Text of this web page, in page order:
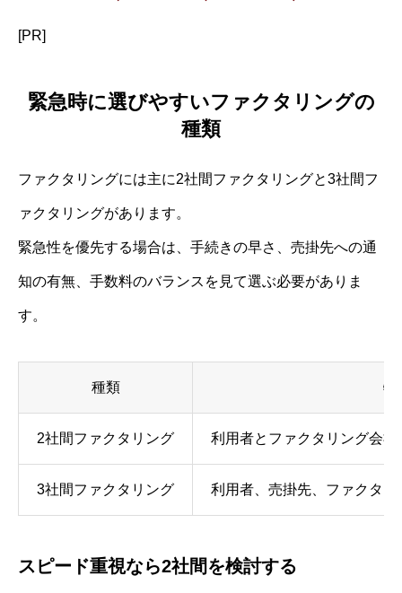
[PR]
緊急時に選びやすいファクタリングの
種類
ファクタリングには主に2社間ファクタリングと3社間フ
ァクタリングがあります。
緊急性を優先する場合は、手続きの早さ、売掛先への通
知の有無、手数料のバランスを見て選ぶ必要がありま
す。
種類 特
2社間ファクタリング 利用者とファクタリング会
3社間ファクタリング 利用者、売掛先、ファクタ
スピード重視なら2社間を検討する